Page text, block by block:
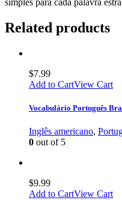
Related products
$7.99
Add to CartView Cart
Vocabulário Português
Inglês americano,
0 out of 5
$9.99
Add to CartView Cart